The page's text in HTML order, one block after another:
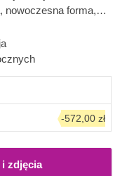
nowoczesna forma,
dach sprawiają,
się cennym
wyboru liczby
-572,00 zł
i zdjęcia